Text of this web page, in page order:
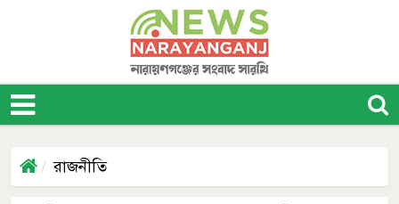
রাজনীতি